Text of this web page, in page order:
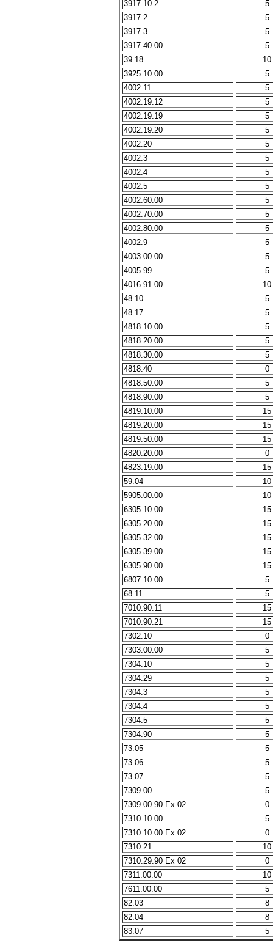
3917.10.2
5
3917.2
5
3917.3
5
3917.40.00
5
39.18
10
3925.10.00
5
4002.11
5
4002.19.12
5
4002.19.19
5
4002.19.20
5
4002.20
5
4002.3
5
4002.4
5
4002.5
5
4002.60.00
5
4002.70.00
5
4002.80.00
5
4002.9
5
4003.00.00
5
4005.99
5
4016.91.00
10
48.10
5
48.17
5
4818.10.00
5
4818.20.00
5
4818.30.00
5
4818.40
0
4818.50.00
5
4818.90.00
5
4819.10.00
15
4819.20.00
15
4819.50.00
15
4820.20.00
0
4823.19.00
15
59.04
10
5905.00.00
10
6305.10.00
15
6305.20.00
15
6305.32.00
15
6305.39.00
15
6305.90.00
15
6807.10.00
5
68.11
5
7010.90.11
15
7010.90.21
15
7302.10
0
7303.00.00
5
7304.10
5
7304.29
5
7304.3
5
7304.4
5
7304.5
5
7304.90
5
73.05
5
73.06
5
73.07
5
7309.00
5
7309.00.90 Ex 02
0
7310.10.00
5
7310.10.00 Ex 02
0
7310.21
10
7310.29.90 Ex 02
0
7311.00.00
10
7611.00.00
5
82.03
8
82.04
8
83.07
5